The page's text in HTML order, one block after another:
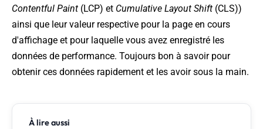
Contentful Paint (LCP) et Cumulative Layout Shift (CLS))
ainsi que leur valeur respective pour la page en cours
d'affichage et pour laquelle vous avez enregistré les
données de performance. Toujours bon à savoir pour
obtenir ces données rapidement et les avoir sous la main.
À lire aussi